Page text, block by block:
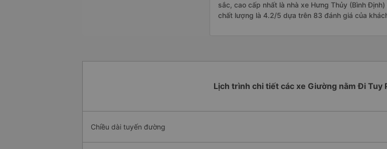
sắc, cao cấp nhất là nhà xe Hưng Thủy (Bình
chất lượng là 4.2/5 dựa trên 83 đánh giá của
Lịch trình chi tiết các xe Giường nằm Đi Tuy
Chiều dài tuyến đường